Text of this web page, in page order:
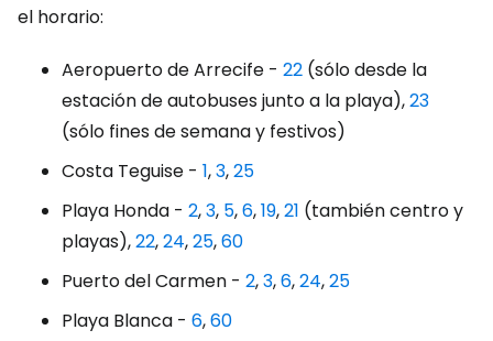
el horario:
Aeropuerto de Arrecife - 22 (sólo desde la
estación de autobuses junto a la playa),23
(sólo fines de semana y festivos)
Costa Teguise - 1,3,25
Playa Honda - 2,3, 5,6,19,21 (también centro y
playas),22,24,25,60
Puerto del Carmen - 2,3,6,24,25
Playa Blanca - 6,60